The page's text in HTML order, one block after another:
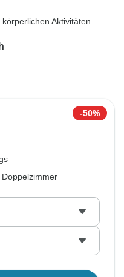
Aktivitäten
-50%